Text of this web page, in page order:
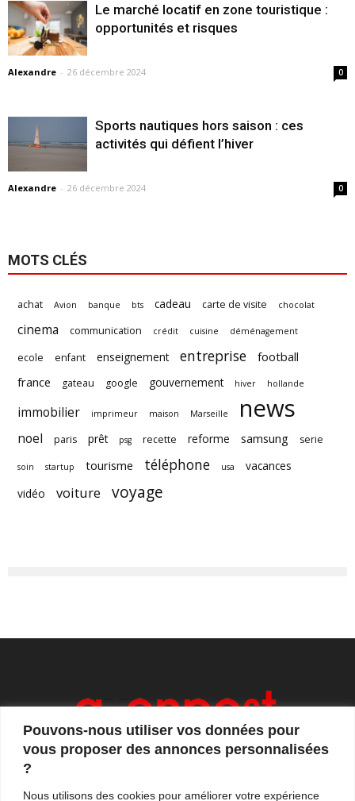
Pouvons-nous utiliser vos données pour
vous proposer des annonces personnalisées
?
Nous utilisons des cookies pour améliorer votre expérience
Le marché locatif en zone touristique :
opportunités et risques
Alexandre - 26 décembre 2024 0
Sports nautiques hors saison : ces
activités qui défient l’hiver
Alexandre - 26 décembre 2024 0
MOTS CLÉS
achat Avion banque bts cadeau carte de visite chocolat
cinema communication crédit cuisine déménagement
ecole enfant enseignement entreprise
football
france
gateau google gouvernement hiver hollande
immobilier imprimeur maison Marseille news
noel paris prêt psg recette reforme samsung serie
soin startup tourisme téléphone usa
vacances
vidéo
voiture voyage